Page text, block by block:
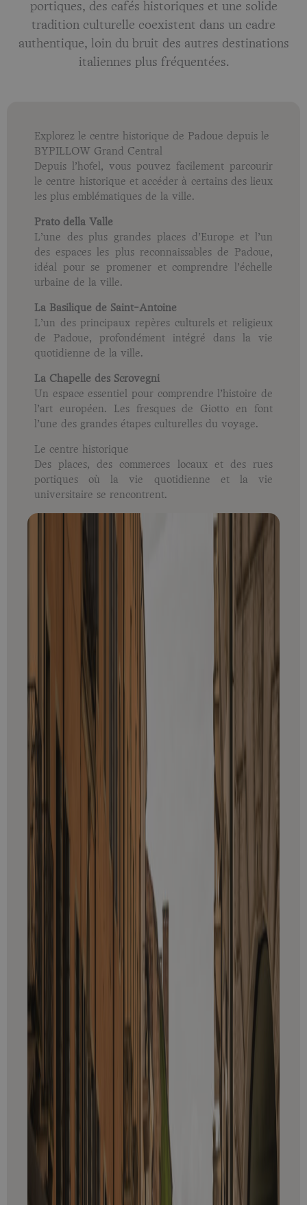
portiques, des cafés historiques et une solide
tradition culturelle coexistent dans un cadre
authentique, loin du bruit des autres destinations
italiennes plus fréquentées.
Explorez le centre historique de Padoue depuis le
BYPILLOW Grand Central
Depuis l’hôtel, vous pouvez facilement parcourir
le centre historique et accéder à certains des lieux
les plus emblématiques de la ville.
Prato della Valle
L’une des plus grandes places d’Europe et l’un
des espaces les plus reconnaissables de Padoue,
idéal pour se promener et comprendre l’échelle
urbaine de la ville.
La Basilique de Saint-Antoine
L’un des principaux repères culturels et religieux
de Padoue, profondément intégré dans la vie
quotidienne de la ville.
La Chapelle des Scrovegni
Un espace essentiel pour comprendre l’histoire de
l’art européen. Les fresques de Giotto en font
l’une des grandes étapes culturelles du voyage.
Le centre historique
Des places, des commerces locaux et des rues
portiques où la vie quotidienne et la vie
universitaire se rencontrent.